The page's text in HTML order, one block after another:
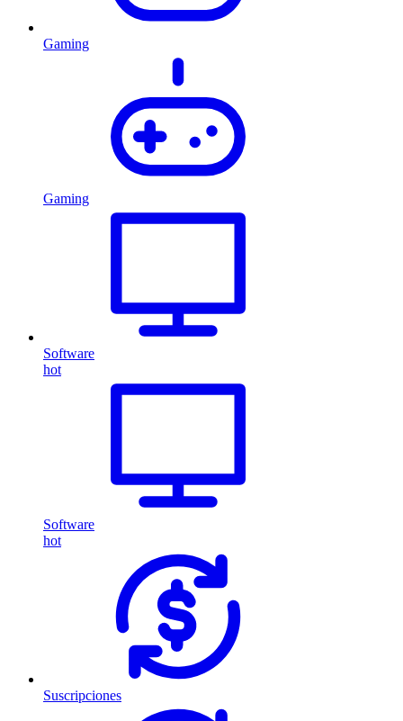
Gaming
Gaming
Software
hot
Software
hot
Suscripciones